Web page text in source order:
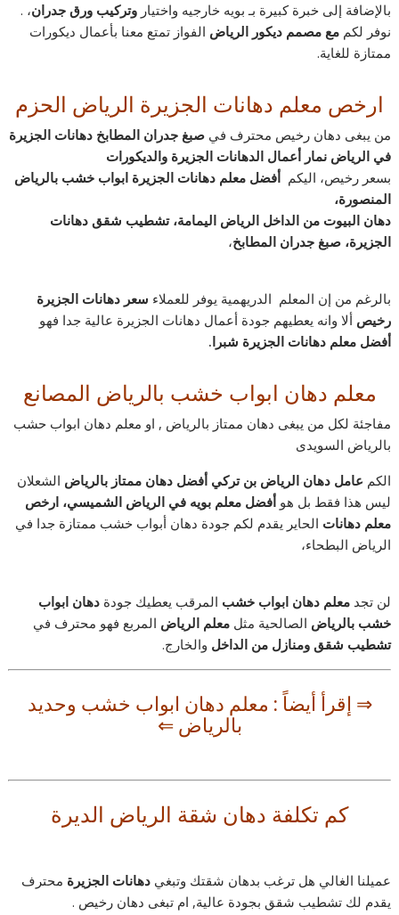
بالإضافة إلى خبرة كبيرة بـ بويه خارجيه واختياروتركيب ورق جدران، .
نوفر لكممع مصمم ديكور الرياض الفواز تمتع معنا بأعمال ديكورات
ممتازة للغاية.
ارخص معلم دهانات الجزيرة الرياض الحزم
من يبغى دهان رخيص محترف فيصبغ جدران المطابخ دهانات الجزيرة
في الرياض نمار أعمال الدهانات الجزيرة والديكورات
بسعر رخيص، اليكم أفضل معلم دهانات الجزيرة ابواب خشب بالرياض
المنصورة،
دهان البيوت من الداخل الرياض اليمامة، تشطيب شقق دهانات
الجزيرة، صبغ جدران المطابخ،
بالرغم من إن المعلم الدريهمية يوفر للعملاء سعر دهانات الجزيرة
رخيص ألا وانه يعطيهم جودة أعمال دهانات الجزيرة عالية جدا فهو
أفضل معلم دهانات الجزيرة شبرا.
معلم دهان ابواب خشب بالرياض المصانع
مفاجئة لكل من يبغى دهان ممتاز بالرياض , او معلم دهان ابواب حشب
بالرياض السويدى
الكم عامل دهان الرياض بن تركي أفضل دهان ممتاز بالرياض الشعلان
ليس هذا فقط بل هوأفضل معلم بويه في الرياض الشميسي، ارخص
معلم دهانات الحاير يقدم لكم جودة دهان أبواب خشب ممتازة جدا في
الرياض البطحاء،
لن تجدمعلم دهان ابواب خشب المرقب يعطيك جودةدهان ابواب
خشب بالرياض الصالحية مثلمعلم الرياض المربع فهو محترف في
تشطيب شقق ومنازل من الداخل والخارج.
⇒ إقرأ أيضاً : معلم دهان ابواب خشب وحديد
بالرياض ⇐
كم تكلفة دهان شقة الرياض الديرة
عميلنا الغالي هل ترغب بدهان شقتك وتبغيدهانات الجزيرة محترف
يقدم لك تشطيب شقق بجودة عالية, ام تبغى دهان رخيص .